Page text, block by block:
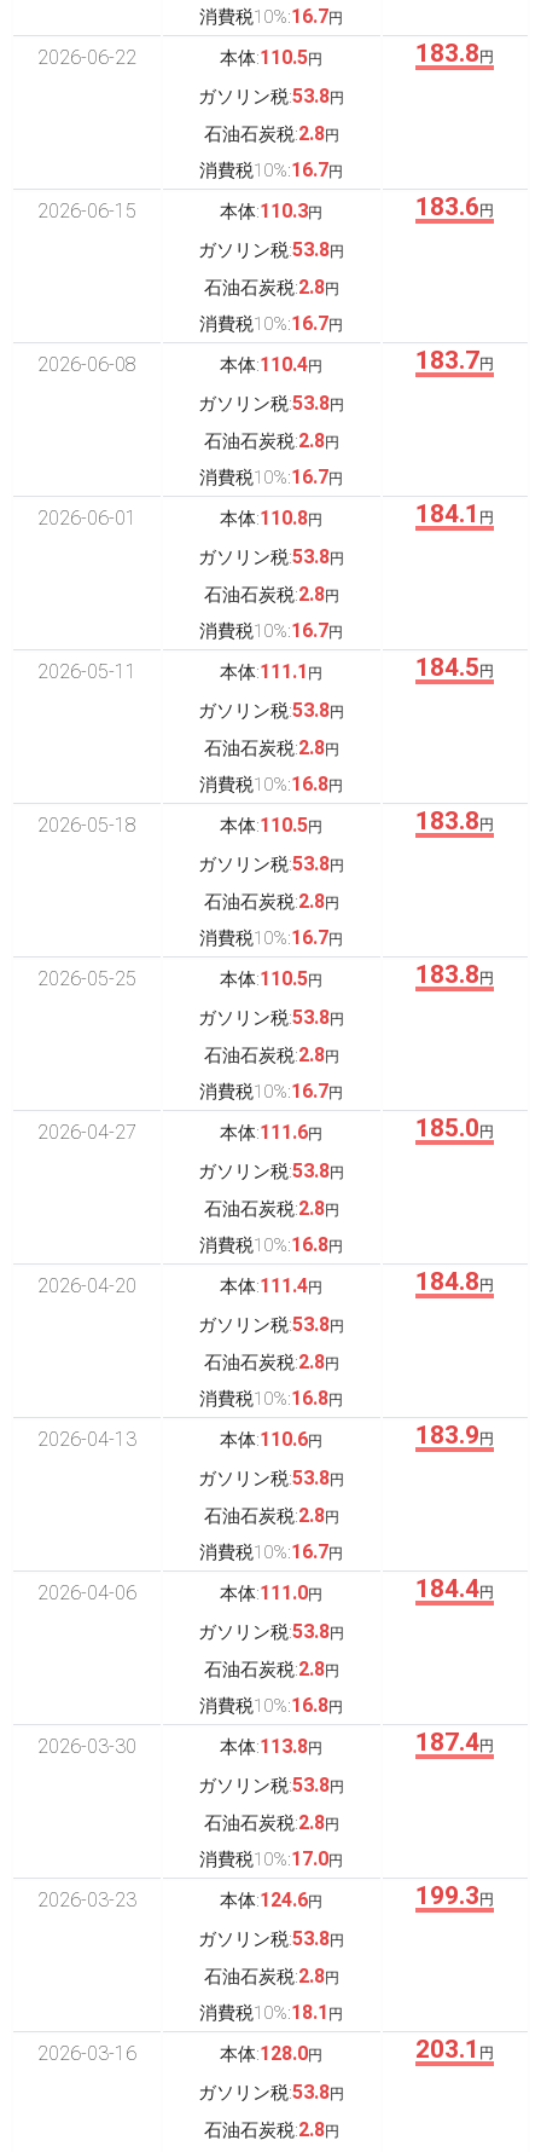
消費税10%:16.7円
2026-06-22 本体:110.5円
ガソリン税:53.8円
石油石炭税:2.8円
消費税10%:16.7円
183.8 円
2026-06-15 本体:110.3円
ガソリン税:53.8円
石油石炭税:2.8円
消費税10%:16.7円
183.6 円
2026-06-08 本体:110.4円
ガソリン税:53.8円
石油石炭税:2.8円
消費税10%:16.7円
183.7円
2026-06-01 本体:110.8円
ガソリン税:53.8円
石油石炭税:2.8円
消費税10%:16.7円
184.1 円
2026-05-11 本体:111.1 円
ガソリン税:53.8円
石油石炭税:2.8円
消費税10%:16.8円
184.5 円
2026-05-18 本体:110.5円
ガソリン税:53.8円
石油石炭税:2.8円
消費税10%:16.7円
183.8 円
2026-05-25 本体:110.5円
ガソリン税:53.8円
石油石炭税:2.8円
消費税10%:16.7円
183.8 円
2026-04-27 本体:111.6円
ガソリン税:53.8円
石油石炭税:2.8円
消費税10%:16.8円
185.0 円
2026-04-20 本体:111.4円
ガソリン税:53.8円
石油石炭税:2.8円
消費税10%:16.8円
184.8 円
2026-04-13 本体:110.6円
ガソリン税:53.8円
石油石炭税:2.8円
消費税10%:16.7円
183.9 円
2026-04-06 本体:111.0円
ガソリン税:53.8円
石油石炭税:2.8円
消費税10%:16.8円
184.4円
2026-03-30 本体:113.8円
ガソリン税:53.8円
石油石炭税:2.8円
消費税10%:17.0円
187.4円
2026-03-23 本体:124.6円
ガソリン税:53.8円
石油石炭税:2.8円
消費税10%:18.1 円
199.3 円
2026-03-16 本体:128.0円
ガソリン税:53.8円
石油石炭税:2.8円
203.1 円